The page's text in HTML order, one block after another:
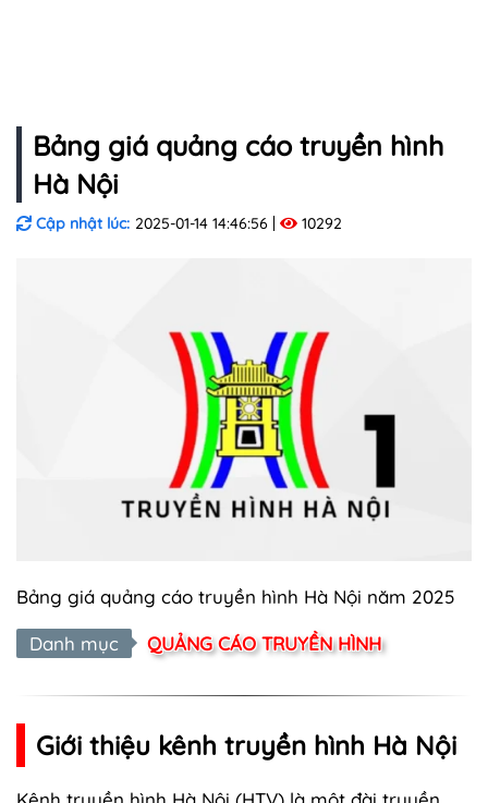
Bảng giá quảng cáo truyền hình
Hà Nội
Cập nhật lúc: 2025-01-14 14:46:56 10292
Bảng giá quảng cáo truyền hình Hà Nội năm 2025
Danh mục QUẢNG CÁO TRUYỀN HÌNH
Giới thiệu kênh truyền hình Hà Nội